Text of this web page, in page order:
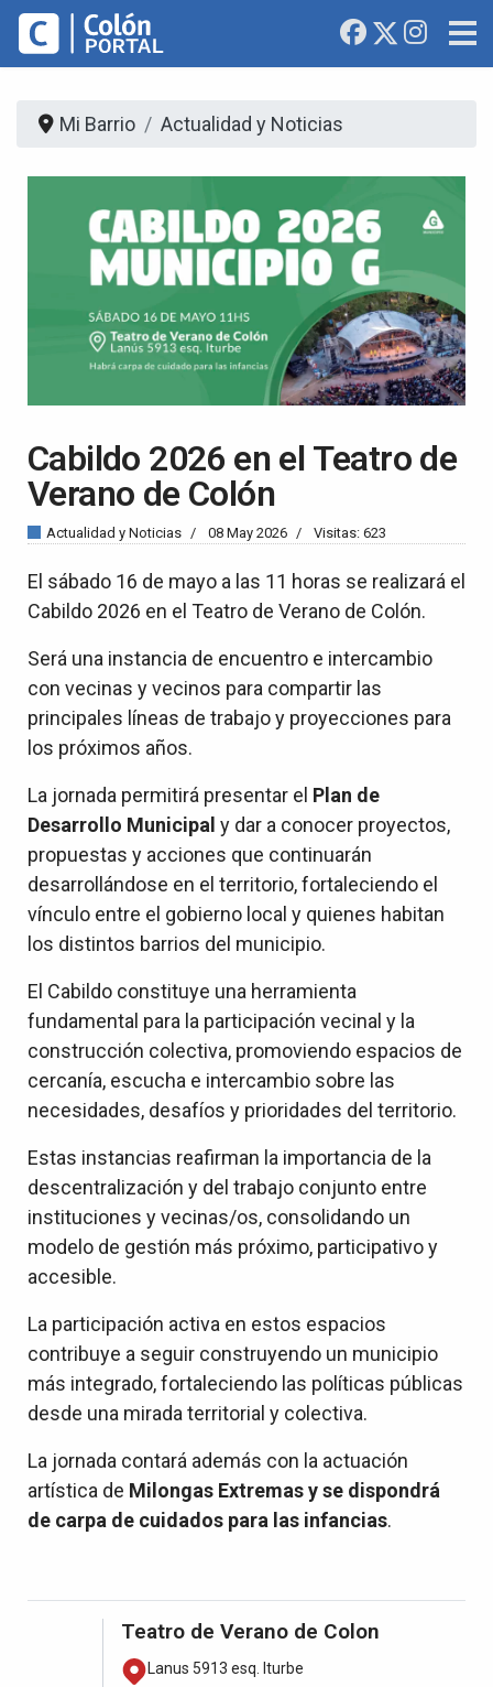
Mi Barrio Actualidad y Noticias
Cabildo 2026 en el Teatro de
Verano de Colón
Actualidad y Noticias 08 May 2026 Visitas: 623
El sábado 16 de mayo a las 11 horas se realizará el
Cabildo 2026 en el Teatro de Verano de Colón.
Será una instancia de encuentro e intercambio
con vecinas y vecinos para compartir las
principales líneas de trabajo y proyecciones para
los próximos años.
La jornada permitirá presentar el Plan de
Desarrollo Municipal y dar a conocer proyectos,
propuestas y acciones que continuarán
desarrollándose en el territorio, fortaleciendo el
vínculo entre el gobierno local y quienes habitan
los distintos barrios del municipio.
El Cabildo constituye una herramienta
fundamental para la participación vecinal y la
construcción colectiva, promoviendo espacios de
cercanía, escucha e intercambio sobre las
necesidades, desafíos y prioridades del territorio.
Estas instancias reafirman la importancia de la
descentralización y del trabajo conjunto entre
instituciones y vecinas/os, consolidando un
modelo de gestión más próximo, participativo y
accesible.
La participación activa en estos espacios
contribuye a seguir construyendo un municipio
más integrado, fortaleciendo las políticas públicas
desde una mirada territorial y colectiva.
La jornada contará además con la actuación
artística de Milongas Extremas y se dispondrá
de carpa de cuidados para las infancias.
Teatro de Verano de Colon
Lanus 5913 esq. Iturbe